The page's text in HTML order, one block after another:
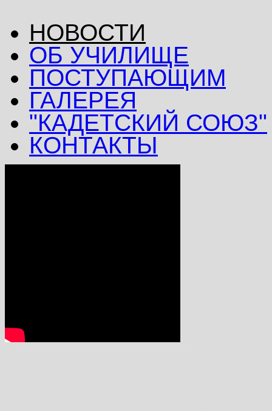
НОВОСТИ
ОБ УЧИЛИЩЕ
ПОСТУПАЮЩИМ
ГАЛЕРЕЯ
"КАДЕТСКИЙ СОЮЗ"
КОНТАКТЫ